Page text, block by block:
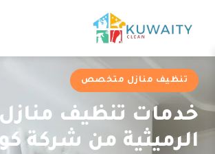
تنظيف منازل متخصص
خدمات تنظيف
الرميثية من شركة